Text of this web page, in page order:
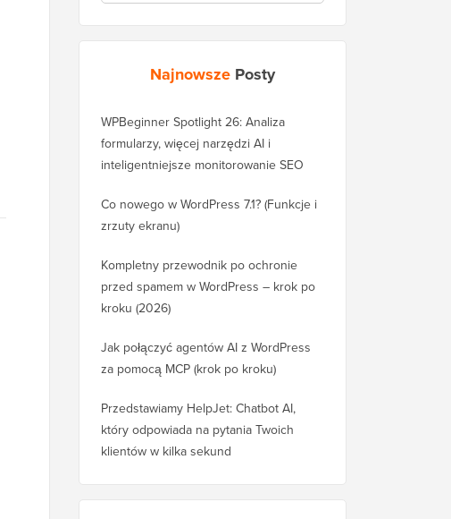
Najnowsze Posty
WPBeginner Spotlight 26: Analiza
formularzy, więcej narzędzi AI i
inteligentniejsze monitorowanie SEO
Co nowego w WordPress 7.1? (Funkcje i
zrzuty ekranu)
Kompletny przewodnik po ochronie
przed spamem w WordPress – krok po
kroku (2026)
Jak połączyć agentów AI z WordPress
za pomocą MCP (krok po kroku)
Przedstawiamy HelpJet: Chatbot AI,
który odpowiada na pytania Twoich
klientów w kilka sekund